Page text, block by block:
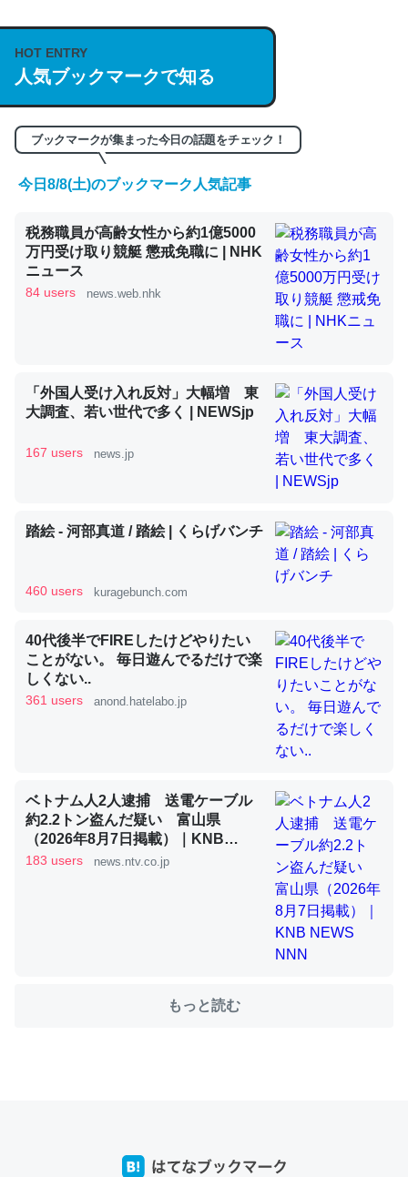
説してる記事が少ないので貴重な良記事。/続編来た
https://isobe324649.hatenablog.com/entry/2023/03/27
/064121
─GPTの仕組みと限界についての考察（１） - conceptualization
くらい。小説でいう「ずっと前の伏線」は回収されないけ
ど、短期記憶というには多い分量。進化すればするほど分
かりやすく強くなりそう
─GPTの仕組みと限界についての考察（１） - conceptualization
昆虫ってカルシウム少ないのか。知らんかった。調べたら
コオロギのカルシウム分はエビの600分の1程度。
─ニュース :: 【研究発表】昆虫学の大問題＝「昆虫はなぜ海にいな
利だから両方が拮抗してるのでは」とあって面白い。海に
いる鋏角類（カブトガニ・ウミグモ）はカルシウムを使わ
ずキチンを強化してる筈だが、酵素が違うのか？
─ニュース :: 【研究発表】昆虫学の大問題＝「昆虫はなぜ海にいな
これを元に考えるとカルシウムを大量に使う脊椎動物と貝
類は苦労してるんだな…。腹足類だと殻を無くしてナメク
─ニュース :: 【研究発表】昆虫学の大問題＝「昆虫はなぜ海にいな
HOT ENTRY
人気ブックマークで知る
ブックマークが集まった今日の話題をチェック！
今日8/8(土)のブックマーク人気記事
税務職員が高齢女性から約1億5000
万円受け取り競艇 懲戒免職に | NHK
ニュース
84 users news.web.nhk
「外国人受け入れ反対」大幅増 東
大調査、若い世代で多く | NEWSjp
167 users news.jp
踏絵 - 河部真道 / 踏絵 | くらげバンチ
460 users kuragebunch.com
40代後半でFIREしたけどやりたい
ことがない。 毎日遊んでるだけで楽
しくない..
361 users anond.hatelabo.jp
ベトナム人2人逮捕 送電ケーブル
約2.2トン盗んだ疑い 富山県
（2026年8月7日掲載）｜KNB
NEWS NNN
183 users news.ntv.co.jp
もっと読む